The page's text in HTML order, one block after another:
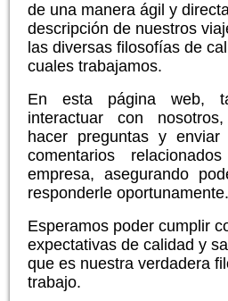
de una manera ágil y
descripción de nuestros
las diversas filosofías de
cuales trabajamos.
En esta página web,
interactuar con nosotros,
hacer preguntas y enviar
comentarios
empresa, asegurando
responderle oportunamente.
Esperamos poder cumplir
expectativas de calidad y
que es nuestra verdadera
trabajo.